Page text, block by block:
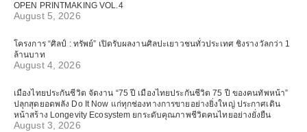
OPEN PRINTMAKING VOL.4
August 5, 2026
โครงการ “ศิลป์ : ทรัพย์” เปิดรับผลงานศิลปะเยาวชนทั่วประเทศ ชิงรางวัลกว่า 1
ล้านบาท
August 4, 2026
เมืองไทยประกันชีวิต จัดงาน “75 ปี เมืองไทยประกันชีวิต 75 ปี ของคนทัพหน้า”
ปลุกสุดยอดพลัง Do It Now แก่ทุกช่องทางการขายอย่างยิ่งใหญ่ ประกาศเดิน
หน้าสร้าง Longevity Ecosystem ยกระดับคุณภาพชีวิตคนไทยอย่างยั่งยืน
August 3, 2026